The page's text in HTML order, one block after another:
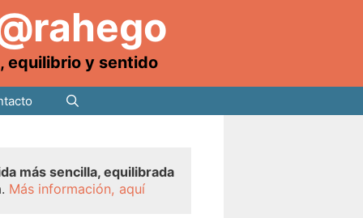
equilibrio y sentido
más sencilla, equilibrada
Más información, aquí